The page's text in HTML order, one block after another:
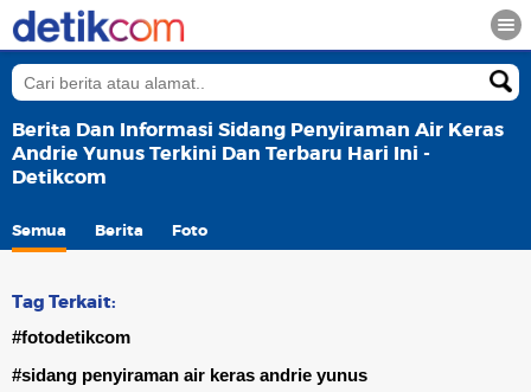
Berita Dan Informasi Sidang Penyiraman Air Keras
Andrie Yunus Terkini Dan Terbaru Hari Ini -
Detikcom
Semua Berita Foto
Tag Terkait:
#fotodetikcom
#sidang penyiraman air keras andrie yunus